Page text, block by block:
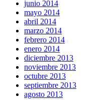
junio 2014
mayo 2014
abril 2014
marzo 2014
febrero 2014
enero 2014
diciembre 2013
noviembre 2013
octubre 2013
septiembre 2013
agosto 2013